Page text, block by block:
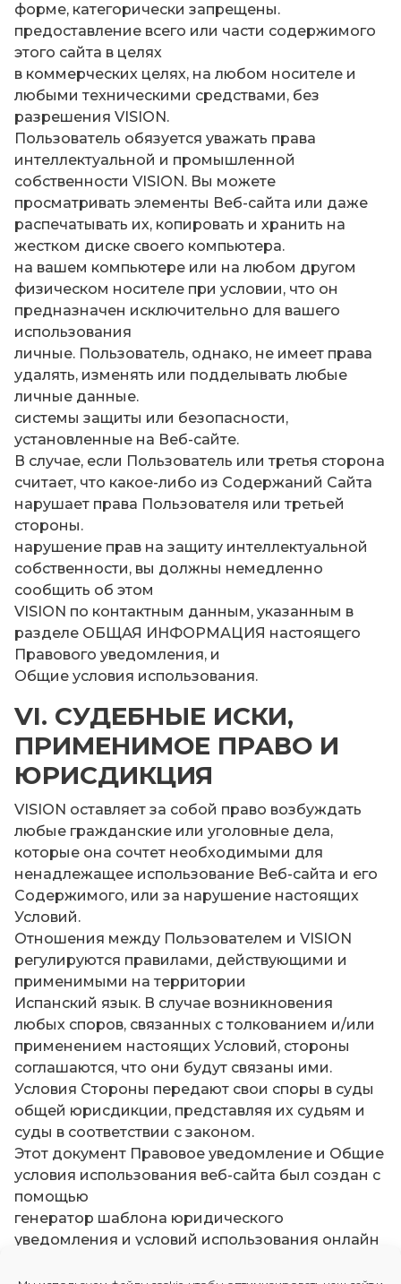
форме, категорически запрещены.
предоставление всего или части содержимого
этого сайта в целях
в коммерческих целях, на любом носителе и
любыми техническими средствами, без
разрешения VISION.
Пользователь обязуется уважать права
интеллектуальной и промышленной
собственности VISION. Вы можете
просматривать элементы Веб-сайта или даже
распечатывать их, копировать и хранить на
жестком диске своего компьютера.
на вашем компьютере или на любом другом
физическом носителе при условии, что он
предназначен исключительно для вашего
использования
личные. Пользователь, однако, не имеет права
удалять, изменять или подделывать любые
личные данные.
системы защиты или безопасности,
установленные на Веб-сайте.
В случае, если Пользователь или третья сторона
считает, что какое-либо из Содержаний Сайта
нарушает права Пользователя или третьей
стороны.
нарушение прав на защиту интеллектуальной
собственности, вы должны немедленно
сообщить об этом
VISION по контактным данным, указанным в
разделе ОБЩАЯ ИНФОРМАЦИЯ настоящего
Правового уведомления, и
Общие условия использования.
VI. СУДЕБНЫЕ ИСКИ,
ПРИМЕНИМОЕ ПРАВО И
ЮРИСДИКЦИЯ
VISION оставляет за собой право возбуждать
любые гражданские или уголовные дела,
которые она сочтет необходимыми для
ненадлежащее использование Веб-сайта и его
Содержимого, или за нарушение настоящих
Условий.
Отношения между Пользователем и VISION
регулируются правилами, действующими и
применимыми на территории
Испанский язык. В случае возникновения
любых споров, связанных с толкованием и/или
применением настоящих Условий, стороны
соглашаются, что они будут связаны ими.
Условия Стороны передают свои споры в суды
общей юрисдикции, представляя их судьям и
суды в соответствии с законом.
Этот документ Правовое уведомление и Общие
условия использования веб-сайта был создан с
помощью
генератор шаблона юридического
уведомления и условий использования онлайн